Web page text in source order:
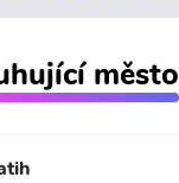
město